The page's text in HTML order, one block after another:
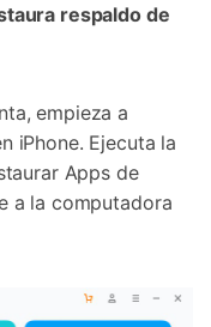
respaldo de
empieza a
iPhone. Ejecuta la
Apps de
a la computadora